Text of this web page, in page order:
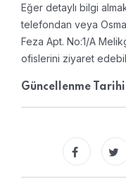
Eğer detaylı bilgi
telefondan veya
Feza Apt. No:1/A
ofislerini ziyaret
Güncellenme